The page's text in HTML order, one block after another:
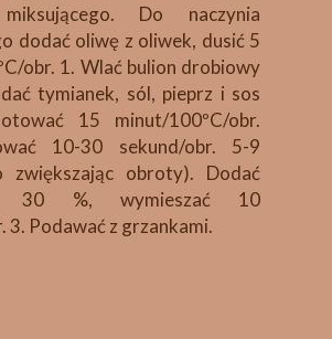
Do naczynia
dodać oliwę z oliwek, dusić 5
obr. 1. Wlać bulion drobiowy
tymianek, sól, pieprz i sos
15 minut/100ºC/obr.
10-30 sekund/obr. 5-9
zwiększając obroty). Dodać
30 %, wymieszać 10
3. Podawać z grzankami.